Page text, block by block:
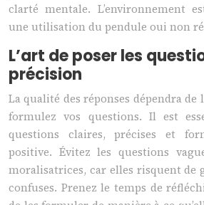
clarté mentale. L’environnement
une utilisation du pendule oui non
L’art de poser les
précision
La qualité des réponses dépendra
formulez vos questions. Il est
questions claires, précises et
positive. Évitez les questions
moralisatrices, car elles risquent de
confuses. Prenez le temps de